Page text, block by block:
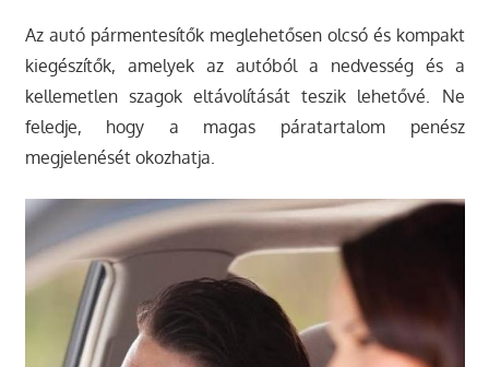
Az autó pármentesítők meglehetősen olcsó és kompakt
kiegészítők, amelyek az autóból a nedvesség és a
kellemetlen szagok eltávolítását teszik lehetővé. Ne
feledje, hogy a magas páratartalom penész
megjelenését okozhatja.